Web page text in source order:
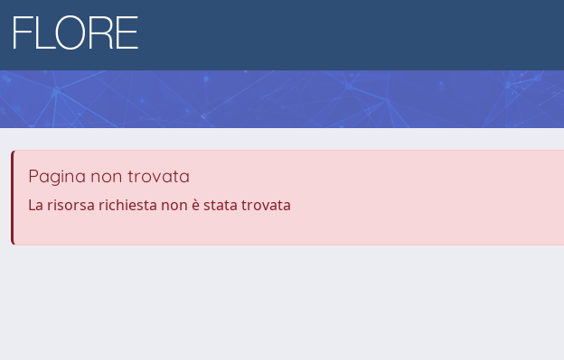
Pagina non trovata
La risorsa richiesta non è stata trovata